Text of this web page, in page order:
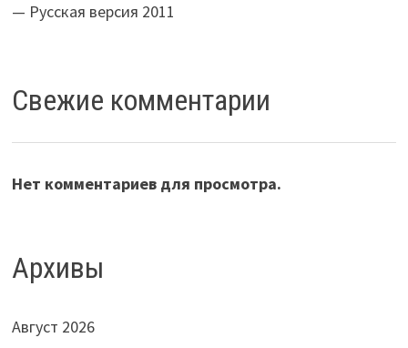
— Русская версия 2011
Свежие комментарии
Нет комментариев для просмотра.
Архивы
Август 2026